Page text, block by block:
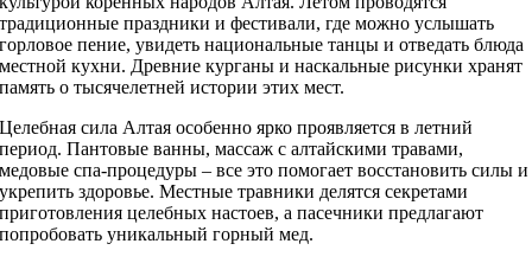
традиционные праздники и фестивали, где можно услышать
горловое пение, увидеть национальные танцы и отведать блюда
местной кухни. Древние курганы и наскальные рисунки хранят
память о тысячелетней истории этих мест.
Целебная сила Алтая особенно ярко проявляется в летний
период. Пантовые ванны, массаж с алтайскими травами,
медовые спа-процедуры – все это помогает восстановить силы и
укрепить здоровье. Местные травники делятся секретами
приготовления целебных настоев, а пасечники предлагают
попробовать уникальный горный мед.